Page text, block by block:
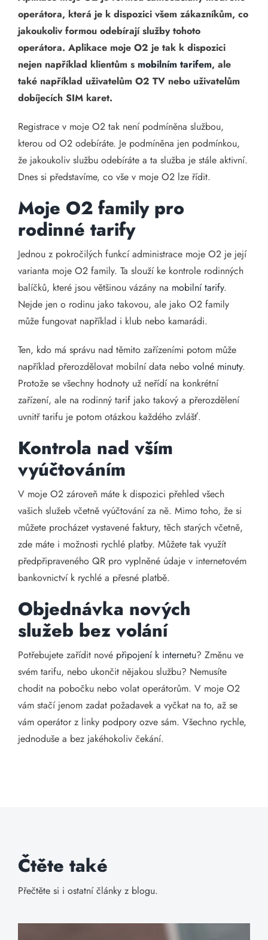
operátora, která je k dispozici všem zákazníkům, co
jakoukoliv formou odebírají služby tohoto
operátora. Aplikace moje O2 je tak k dispozici
nejen například klientům s mobilním tarifem, ale
také například uživatelům O2 TV nebo uživatelům
dobíjecích SIM karet.
Registrace v moje O2 tak není podmíněna službou,
kterou od O2 odebíráte. Je podmíněna jen podmínkou,
že jakoukoliv službu odebíráte a ta služba je stále aktivní.
Dnes si představíme, co vše v moje O2 lze řídit.
Moje O2 family pro
rodinné tarify
Jednou z pokročilých funkcí administrace moje O2 je její
varianta moje O2 family. Ta slouží ke kontrole rodinných
balíčků, které jsou většinou vázány na mobilní tarify.
Nejde jen o rodinu jako takovou, ale jako O2 family
může fungovat například i klub nebo kamarádi.
Ten, kdo má správu nad těmito zařízeními potom může
například přerozdělovat mobilní data nebo volné minuty.
Protože se všechny hodnoty už neřídí na konkrétní
zařízení, ale na rodinný tarif jako takový a přerozdělení
uvnitř tarifu je potom otázkou každého zvlášť.
Kontrola nad vším
vyúčtováním
V moje O2 zároveň máte k dispozici přehled všech
vašich služeb včetně vyúčtování za ně. Mimo toho, že si
můžete procházet vystavené faktury, těch starých včetně,
zde máte i možnosti rychlé platby. Můžete tak využít
předpřipraveného QR pro vyplněné údaje v internetovém
bankovnictví k rychlé a přesné platbě.
Objednávka nových
služeb bez volání
Potřebujete zařídit nové připojení k internetu? Změnu ve
svém tarifu, nebo ukončit nějakou službu? Nemusíte
chodit na pobočku nebo volat operátorům. V moje O2
vám stačí jenom zadat požadavek a vyčkat na to, až se
vám operátor z linky podpory ozve sám. Všechno rychle,
jednoduše a bez jakéhokoliv čekání.
Čtěte také
Přečtěte si i ostatní články z blogu.